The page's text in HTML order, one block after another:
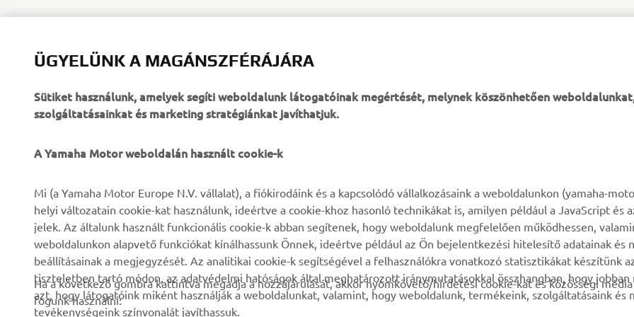
Rólunk
Hírek és Promóciók
Sajtó
eBike rendszerek
Hatóságok
Gyors beavatkozók
Yamaha Music
Yamaha Racing
Yamaha Motor Global
Alkatrész katalógus
Karbantartásra vonatkozó
foglalás
Márkakereskedő kereső
ÜGYELÜNK A MAGÁNSZFÉRÁJÁRA
Sütiket használunk, amelyek segíti weboldalunk látogatóinak megértését, melynek köszönhetően
szolgáltatásainkat és marketing stratégiánkat javíthatjuk.
A Yamaha Motor weboldalán használt cookie-k
Mi (a Yamaha Motor Europe N.V. vállalat), a fiókirodáink és a kapcsolódó vállalkozásaink a weboldalunkon (yamaha-
helyi változatain cookie-kat használunk, ideértve a cookie-khoz hasonló technikákat is, amilyen például a JavaScript és
jelek. Az általunk használt funkcionális cookie-k abban segítenek, hogy weboldalunk megfelelően működhessen,
weboldalunkon alapvető funkciókat kínálhassunk Önnek, ideértve például az Ön bejelentkezési hitelesítő adatainak és
beállításainak a megjegyzését. Az analitikai cookie-k segítségével a felhasználókra vonatkozó statisztikákat készítünk
tiszteletben tartó módon, az adatvédelmi hatóságok által meghatározott iránymutatásokkal összhangban, hogy jobban
azt, hogy látogatóink miként használják a weboldalunkat, valamint, hogy weboldalunk, termékeink, szolgáltatásaink és
tevékenységeink színvonalát javíthassuk.
Ha a következő gombra kattintva megadja a hozzájárulását, akkor nyomkövető/hirdetési cookie-kat és közösségi
fogunk használni: